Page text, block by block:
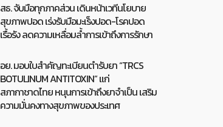
สธ. จับมือทุกภาคส่วน เดินหน้าเวทีนโยบาย
สุขภาพปอด เร่งรับมือมะเร็งปอด-โรคปอด
เรื้อรัง ลดความเหลื่อมล้ำการเข้าถึงการรักษา
อย. มอบใบสำคัญทะเบียนตำรับยา “TRCS
BOTULINUM ANTITOXIN” แก่
สภากาชาดไทย หนุนการเข้าถึงยาจำเป็น เสริม
ความมั่นคงทางสุขภาพของประเทศ